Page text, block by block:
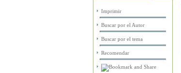
Imprimir
Buscar por el Autor
Buscar por el tema
Recomendar